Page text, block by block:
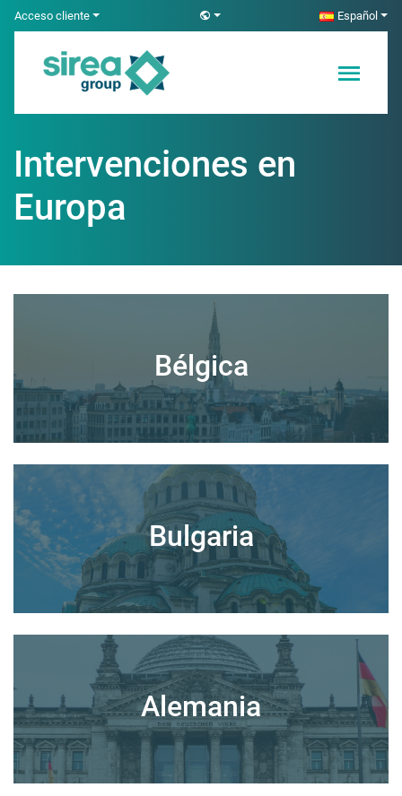
SkipAcceso cliente Español
Soluciones en
Electricidad y
Intervenciones en
Europa
Bélgica
Bulgaria
Alemania